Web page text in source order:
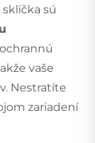
sú
vaše
Nestratíte
zariadení